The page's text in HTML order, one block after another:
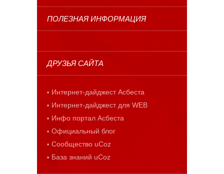
ПОЛЕЗНАЯ ИНФОРМАЦИЯ
ДРУЗЬЯ САЙТА
Интернет-дайджест Асбеста
Интернет-дайджест для WEB
Инфо портал Асбеста
Официальный блог
Сообщество uCoz
База знаний uCoz